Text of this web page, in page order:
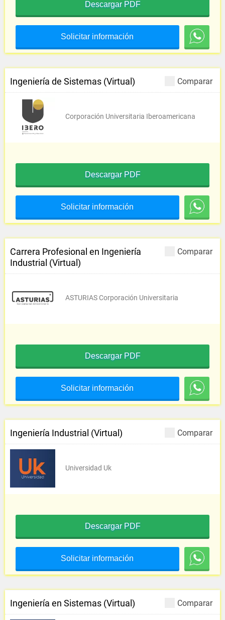
Descargar PDF
Solicitar información
Comparar
Ingeniería de Sistemas (Virtual)
Corporación Universitaria Iberoamericana
Descargar PDF
Solicitar información
Comparar
Carrera Profesional en Ingeniería
Industrial (Virtual)
ASTURIAS Corporación Universitaria
Descargar PDF
Solicitar información
Comparar
Ingeniería Industrial (Virtual)
Universidad Uk
Descargar PDF
Solicitar información
Comparar
Ingeniería en Sistemas (Virtual)